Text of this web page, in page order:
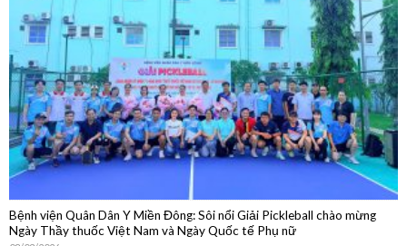
Bệnh viện Quân Dân Y Miền Đông: Sôi nổi Giải Pickleball chào mừng
Ngày Thầy thuốc Việt Nam và Ngày Quốc tế Phụ nữ
08/03/2026